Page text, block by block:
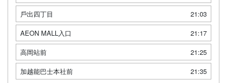
戶出四丁目
21:03
AEON MALL入口
21:17
高岡站前
21:25
加越能巴士本社前
21:35